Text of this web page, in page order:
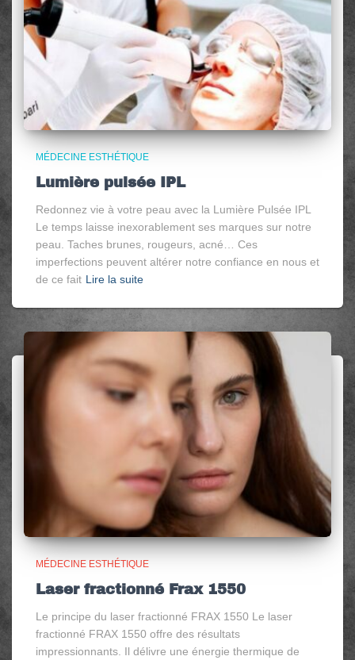
MÉDECINE ESTHÉTIQUE
Lumière pulsée IPL
Redonnez vie à votre peau avec la Lumière Pulsée IPL
Le temps laisse inexorablement ses marques sur notre
peau. Taches brunes, rougeurs, acné… Ces
imperfections peuvent altérer notre confiance en nous et
de ce fait Lire la suite
MÉDECINE ESTHÉTIQUE
Laser fractionné Frax 1550
Le principe du laser fractionné FRAX 1550 Le laser
fractionné FRAX 1550 offre des résultats
impressionnants. Il délivre une énergie thermique de